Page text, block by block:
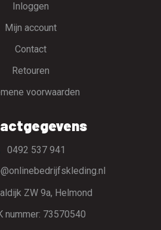
Inloggen
Mijn account
Contact
Retouren
voorwaarden
0492 537 941
ZW 9a, Helmond
nummer: 73570540